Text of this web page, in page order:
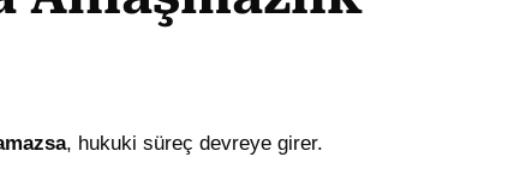
, hukuki süreç devreye girer.